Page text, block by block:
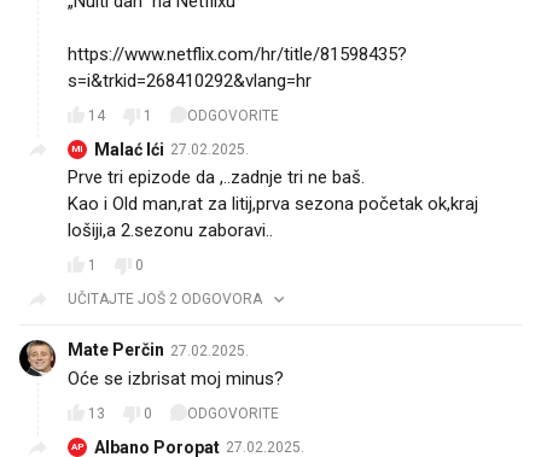
https://www.netflix.com/hr/title/81598435?
s=i&trkid=268410292&vlang=hr
14 1 ODGOVORITE
MI Malać Ići 27.02.2025.
Prve tri epizode da ,..zadnje tri ne baš.
Kao i Old man,rat za litij,prva sezona početak ok,kraj
lošiji,a 2.sezonu zaboravi..
1
0
UČITAJTE JOŠ 2 ODGOVORA
Mate Perčin 27.02.2025.
Oće se izbrisat moj minus?😊
13 0 ODGOVORITE
AP Albano Poropat 27.02.2025.